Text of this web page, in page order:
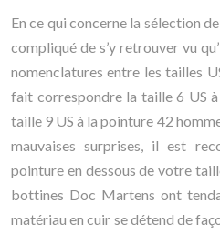
En ce qui concerne la sélection
compliqué de s’y retrouver vu
nomenclatures entre les tailles
fait correspondre la taille 6 US
taille 9 US à la pointure 42
mauvaises surprises, il est
pointure en dessous de votre
bottines Doc Martens ont
matériau en cuir se détend de